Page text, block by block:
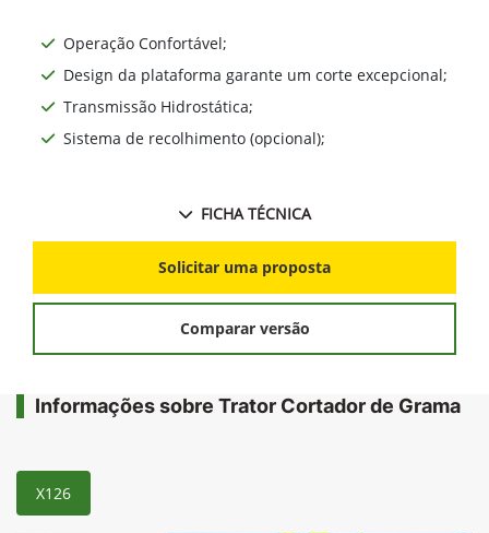
Operação Confortável;
Design da plataforma garante um corte excepcional;
Transmissão Hidrostática;
Sistema de recolhimento (opcional);
FICHA TÉCNICA
Solicitar uma proposta
Comparar versão
Informações sobre Trator Cortador de Grama
X126